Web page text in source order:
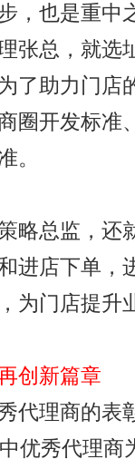
，也是重中
张总，就选
了助力门店
圈开发标准
。
略总监，还
进店下单，
为门店提升
创新篇章
代理商的表
优秀代理商